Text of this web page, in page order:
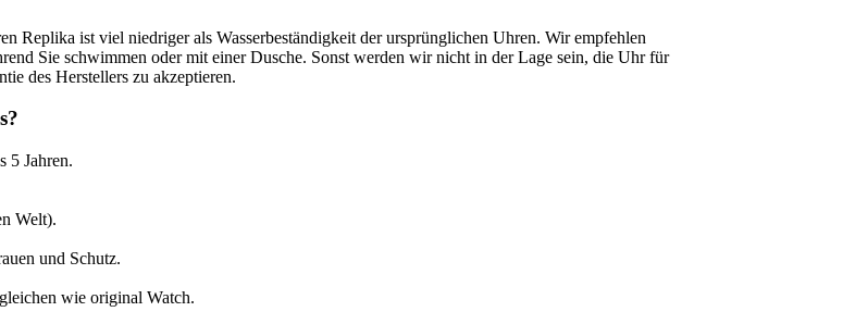
Replika ist viel niedriger als Wasserbeständigkeit der ursprünglichen Uhren. Wir empfehlen
Sie schwimmen oder mit einer Dusche. Sonst werden wir nicht in der Lage sein, die Uhr für
des Herstellers zu akzeptieren.
5 Jahren.
Welt).
und Schutz.
wie original Watch.